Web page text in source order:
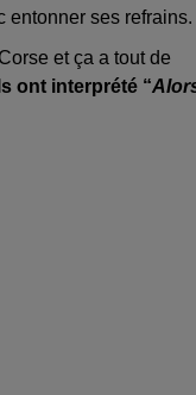
entonner ses refrains.
et ça a tout de
Ils ont interprété “